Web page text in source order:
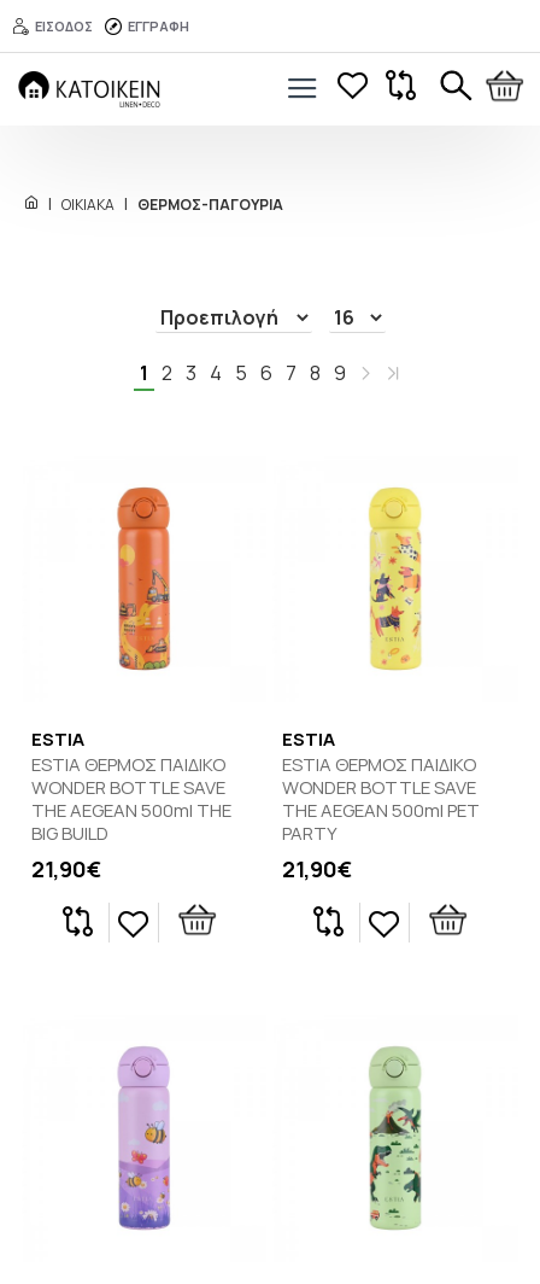
ΕΙΣΟΔΟΣ ΕΓΓΡΑΦΗ
ΟΙΚΙΑΚΑ ΘΕΡΜΟΣ-ΠΑΓΟΥΡΙΑ
1 2 3 4 5 6 7 8 9
ESTIA
ESTIA ΘΕΡΜΟΣ ΠΑΙΔΙΚΟ
WONDER BOTTLE SAVE
THE AEGEAN 500ml THE
BIG BUILD
21,90€
ESTIA
ESTIA ΘΕΡΜΟΣ ΠΑΙΔΙΚΟ
WONDER BOTTLE SAVE
THE AEGEAN 500ml PET
PARTY
21,90€